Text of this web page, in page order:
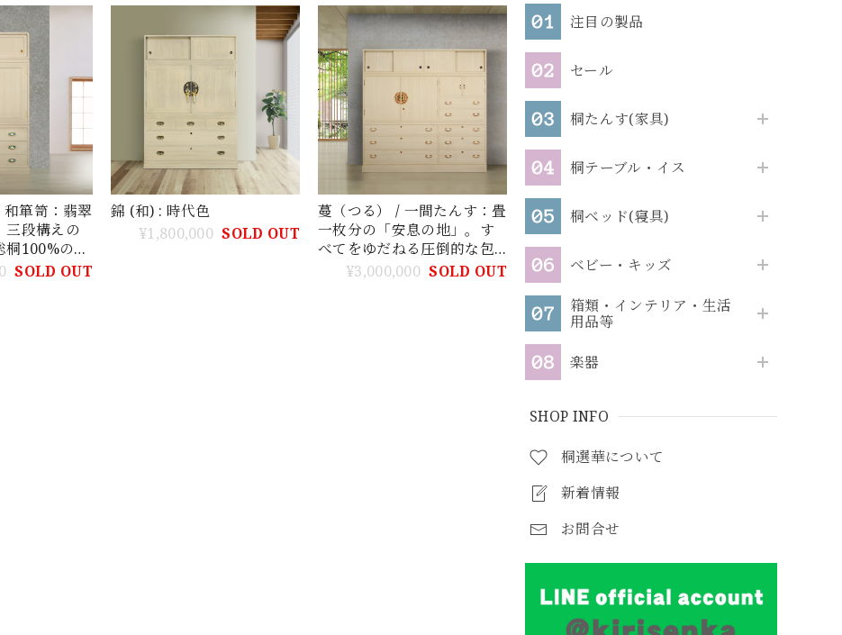
注目の製品
セール
桐たんす(家具)
桐テーブル・イス
桐ベッド(寝具)
ベビー・キッズ
箱類・インテリア・生活
用品等
楽器
SHOP INFO
桐選華について
新着情報
お問合せ
箪笥：翡翠
三段構えの
100%の最
SOLD OUT
錦 (和) : 時代色
¥1,800,000 SOLD OUT
蔓（つる） / 一間たんす：畳
一枚分の「安息の地」。す
べてをゆだねる圧倒的な包
容力と弥生色の気品
¥3,000,000 SOLD OUT